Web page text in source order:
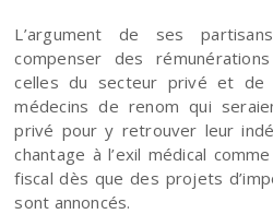
L’argument de ses
compenser des
celles du secteur privé et de
médecins de renom qui
privé pour y retrouver leur
chantage à l’exil médical
fiscal dès que des projets
sont annoncés.